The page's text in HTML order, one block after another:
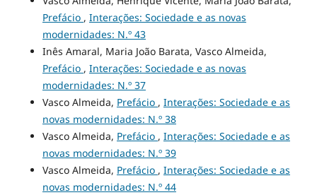
Prefácio , Interações: Sociedade e as novas
modernidades: N.º 43
Inês Amaral, Maria João Barata, Vasco Almeida,
Prefácio , Interações: Sociedade e as novas
modernidades: N.º 37
Vasco Almeida, Prefácio , Interações: Sociedade e as
novas modernidades: N.º 38
Vasco Almeida, Prefácio , Interações: Sociedade e as
novas modernidades: N.º 39
Vasco Almeida, Prefácio , Interações: Sociedade e as
novas modernidades: N.º 44